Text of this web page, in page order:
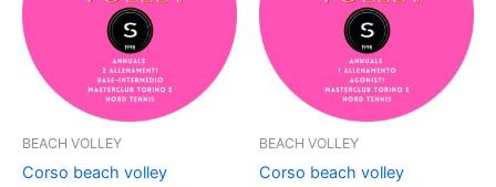
BEACH VOLLEY
Corso beach volley
BEACH VOLLEY
Corso beach volley